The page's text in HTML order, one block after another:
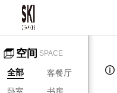
空间 SPACE
全部
客餐厅
卧室
书房
